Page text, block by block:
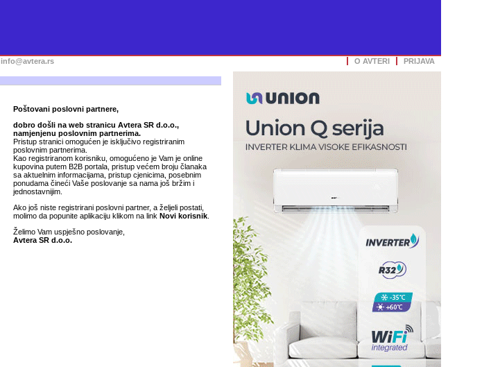
info@avtera.rs O AVTERI PRIJAVA
Poštovani poslovni partnere,
dobro došli na web stranicu Avtera SR d.o.o.,
namjenjenu poslovnim partnerima.
Pristup stranici omogućen je isključivo registriranim
poslovnim partnerima.
Kao registriranom korisniku, omogućeno je Vam je online
kupovina putem B2B portala, pristup većem broju članaka
sa aktuelnim informacijama, pristup cjenicima, posebnim
ponudama čineći Vaše poslovanje sa nama još bržim i
jednostavnijim.
Ako još niste registrirani poslovni partner, a željeli postati,
molimo da popunite aplikaciju klikom na link Novi korisnik
Želimo Vam uspješno poslovanje,
Avtera SR d.o.o.